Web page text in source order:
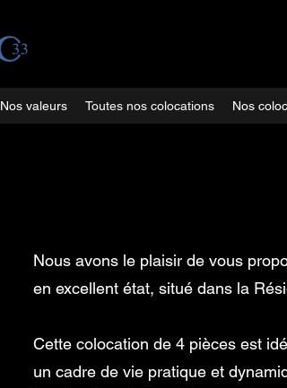
Nos valeurs Toutes nos colocations Nos
Nous avons le plaisir de vous
en excellent état, situé dans la
Cette colocation de 4 pièces est
un cadre de vie pratique et